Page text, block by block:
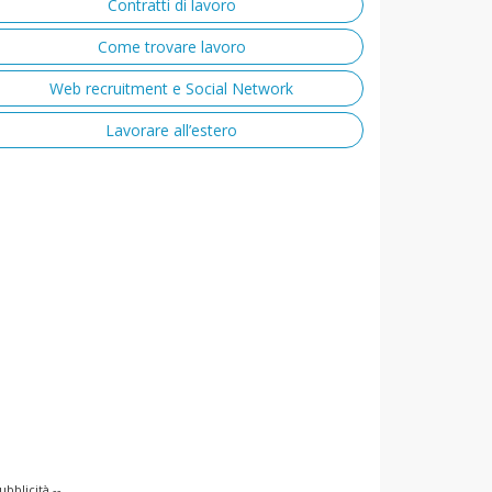
Contratti di lavoro
Come trovare lavoro
Web recruitment e Social Network
Lavorare all’estero